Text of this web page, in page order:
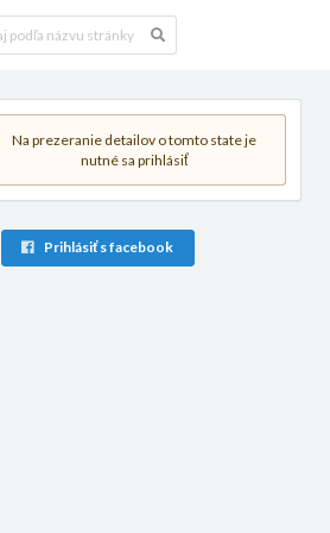
Na prezeranie detailov o tomto state je
nutné sa prihlásiť
Prihlásiť s facebook